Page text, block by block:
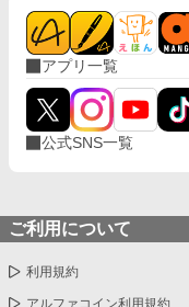
アプリ一覧
公式SNS一覧
ご利用について
利用規約
アルファコイン利用規約